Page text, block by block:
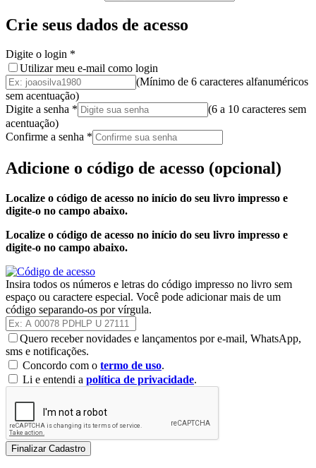
Crie seus dados de acesso
Digite o login *
Utilizar meu e-mail como login
(Mínimo de 6 caracteres alfanuméricos
sem acentuação)
Digite a senha * (6 a 10 caracteres sem
acentuação)
Confirme a senha *
Adicione o código de acesso (opcional)
Localize o código de acesso no início do seu livro impresso e
digite-o no campo abaixo.
Localize o código de acesso no início do seu livro impresso e
digite-o no campo abaixo.
Insira todos os números e letras do código impresso no livro sem
espaço ou caractere especial. Você pode adicionar mais de um
código separando-os por vírgula.
Quero receber novidades e lançamentos por e-mail, WhatsApp,
sms e notificações.
Concordo com o termo de uso.
Li e entendi a política de privacidade.